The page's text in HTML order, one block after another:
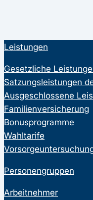
Leistungen
Gesetzliche
Satzungsleistungen
Ausgeschlossene
Familienversicherung
Bonusprogramme
Wahltarife
Personengruppen
Arbeitnehmer